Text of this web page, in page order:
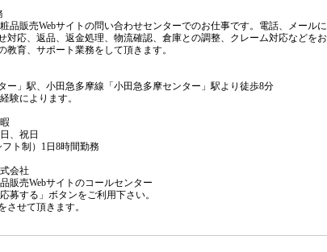
品販売Webサイトの問い合わせセンターでのお仕事です。電話、メールに
対応、返品、返金処理、物流確認、倉庫との調整、クレーム対応などをお
教育、サポート業務をして頂きます。
ー」駅、小田急多摩線「小田急多摩センター」駅より徒歩8分
験によります。
、祝日
フト制）1日8時間勤務
会社
販売Webサイトのコールセンター
募する」ボタンをご利用下さい。
させて頂きます。